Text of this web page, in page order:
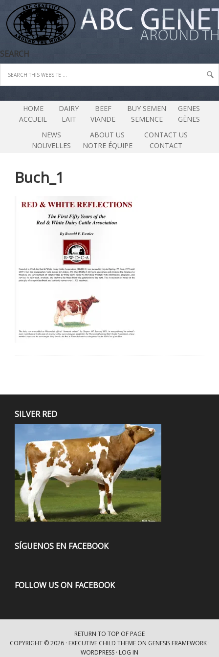
SEARCH
HOME
ACCUEIL
DAIRY
LAIT
BEEF
VIANDE
BUY SEMEN
SEMENCE
GENES
GÈNES
NEWS
NOUVELLES
ABOUT US
NOTRE ÉQUIPE
CONTACT US
CONTACT
Buch_1
SILVER RED
SÍGUENOS EN FACEBOOK
FOLLOW US ON FACEBOOK
RETURN TO TOP OF PAGE
COPYRIGHT © 2026 · EXECUTIVE CHILD THEMEON GENESIS FRAMEWORK·
WORDPRESS · LOG IN